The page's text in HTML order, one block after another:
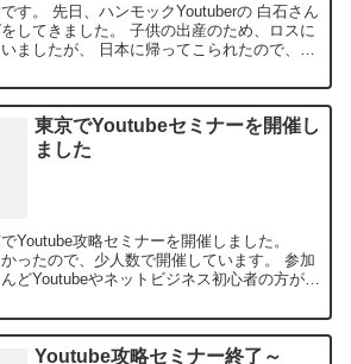
の 白石さん
。 子供の出産のため、ロスに
ましたが、 日本に帰ってこられたので、お
東京でYoutubeセミナーを開催し
ました
Youtube攻略セミナーを開催しました。
かったので、少人数で開催しています。 参加
どYoutubeやネットビジネス初心者の方が多
Youtube攻略セミナー終了～